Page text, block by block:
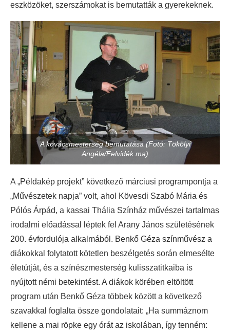
eszközöket, szerszámokat is bemutatták a gyerekeknek.
A kovácsmesterség bemutatása (Fotó: Tökölyi
Angéla/Felvidék.ma)
A „Példakép projekt” következő márciusi programpontja a
„Művészetek napja” volt, ahol Kövesdi Szabó Mária és
Pólós Árpád, a kassai Thália Színház művészei tartalmas
irodalmi előadással léptek fel Arany János születésének
200. évfordulója alkalmából. Benkő Géza színművész a
diákokkal folytatott kötetlen beszélgetés során elmesélte
életútját, és a színészmesterség kulisszatitkaiba is
nyújtott némi betekintést. A diákok körében eltöltött
program után Benkő Géza többek között a következő
szavakkal foglalta össze gondolatait: „Ha summáznom
kellene a mai röpke egy órát az iskolában, így tenném: